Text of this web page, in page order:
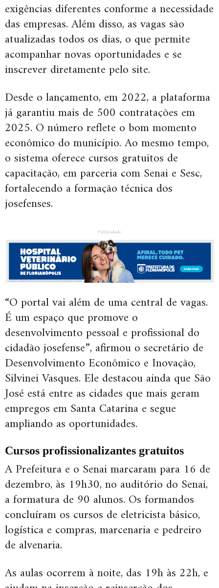
exigências diferentes conforme a necessidade
das empresas. Além disso, as vagas são
atualizadas todos os dias, o que permite
acompanhar novas oportunidades e se
inscrever diretamente pelo site.
Desde o lançamento, em 2022, a plataforma
já garantiu mais de 500 contratações em
2025. O número reflete o bom momento
econômico do município. Ao mesmo tempo,
o sistema oferece cursos gratuitos de
capacitação, em parceria com Senai e Sesc,
fortalecendo a formação técnica dos
josefenses.
Publicidade
“O portal vai além de uma central de vagas.
É um espaço que promove o
desenvolvimento pessoal e profissional do
cidadão josefense”, afirmou o secretário de
Desenvolvimento Econômico e Inovação,
Silvinei Vasques. Ele destacou ainda que São
José está entre as cidades que mais geram
empregos em Santa Catarina e segue
ampliando as oportunidades.
Cursos profissionalizantes gratuitos
A Prefeitura e o Senai marcaram para 16 de
dezembro, às 19h30, no auditório do Senai,
a formatura de 90 alunos. Os formandos
concluíram os cursos de eletricista básico,
logística e compras, marcenaria e pedreiro
de alvenaria.
As aulas ocorrem à noite, das 19h às 22h, e